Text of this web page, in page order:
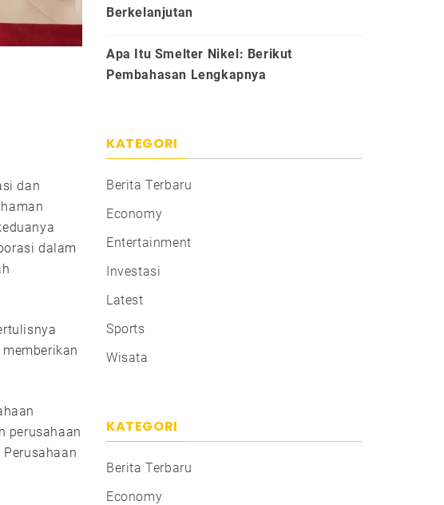
dan
dalam
perusahaan
Berkelanjutan
Apa Itu Smelter Nikel: Berikut
Pembahasan Lengkapnya
KATEGORI
Berita Terbaru
Economy
Entertainment
Investasi
Latest
Sports
Wisata
KATEGORI
Berita Terbaru
Economy